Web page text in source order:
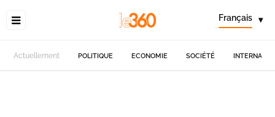
Français ▾
Actuellement POLITIQUE ECONOMIE SOCIÉTÉ